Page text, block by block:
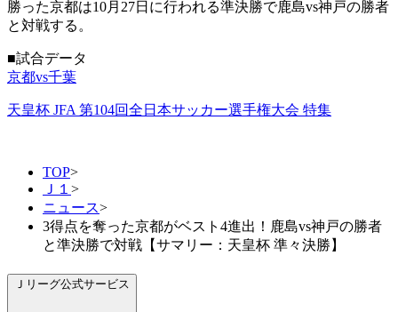
勝った京都は10月27日に行われる準決勝で鹿島vs神戸の勝者
と対戦する。
■試合データ
京都vs千葉
天皇杯 JFA 第104回全日本サッカー選手権大会 特集
TOP>
Ｊ１ >
ニュース>
3得点を奪った京都がベスト4進出！鹿島vs神戸の勝者
と準決勝で対戦【サマリー：天皇杯 準々決勝】
Ｊリーグ公式サービス